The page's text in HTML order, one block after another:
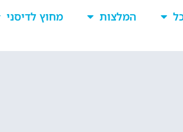
המלצות
מחוץ לדיסני